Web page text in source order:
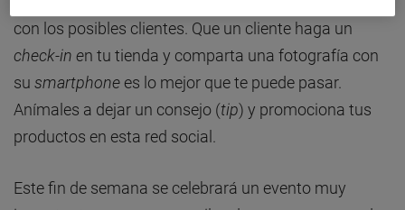
con los posibles clientes. Que un cliente haga un
check-in en tu tienda y comparta una fotografía con
su smartphone es lo mejor que te puede pasar.
Anímales a dejar un consejo (tip) y promociona tus
productos en esta red social.
Este fin de semana se celebrará un evento muy